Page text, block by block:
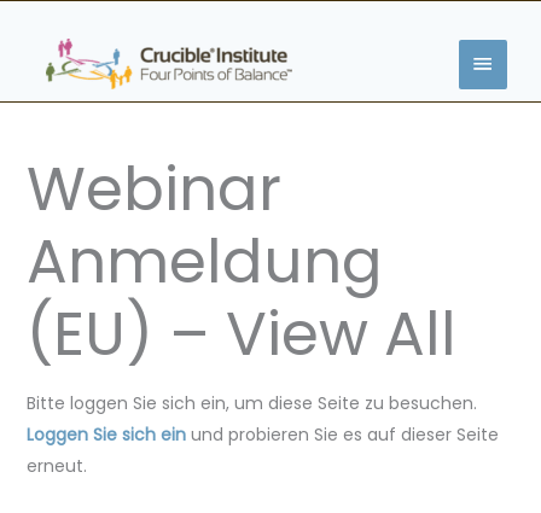
content
MAIN
MENU
Webinar
Anmeldung
(EU) – View All
Bitte loggen Sie sich ein, um diese Seite zu besuchen.
Loggen Sie sich einund probieren Sie es auf dieser Seite
erneut.